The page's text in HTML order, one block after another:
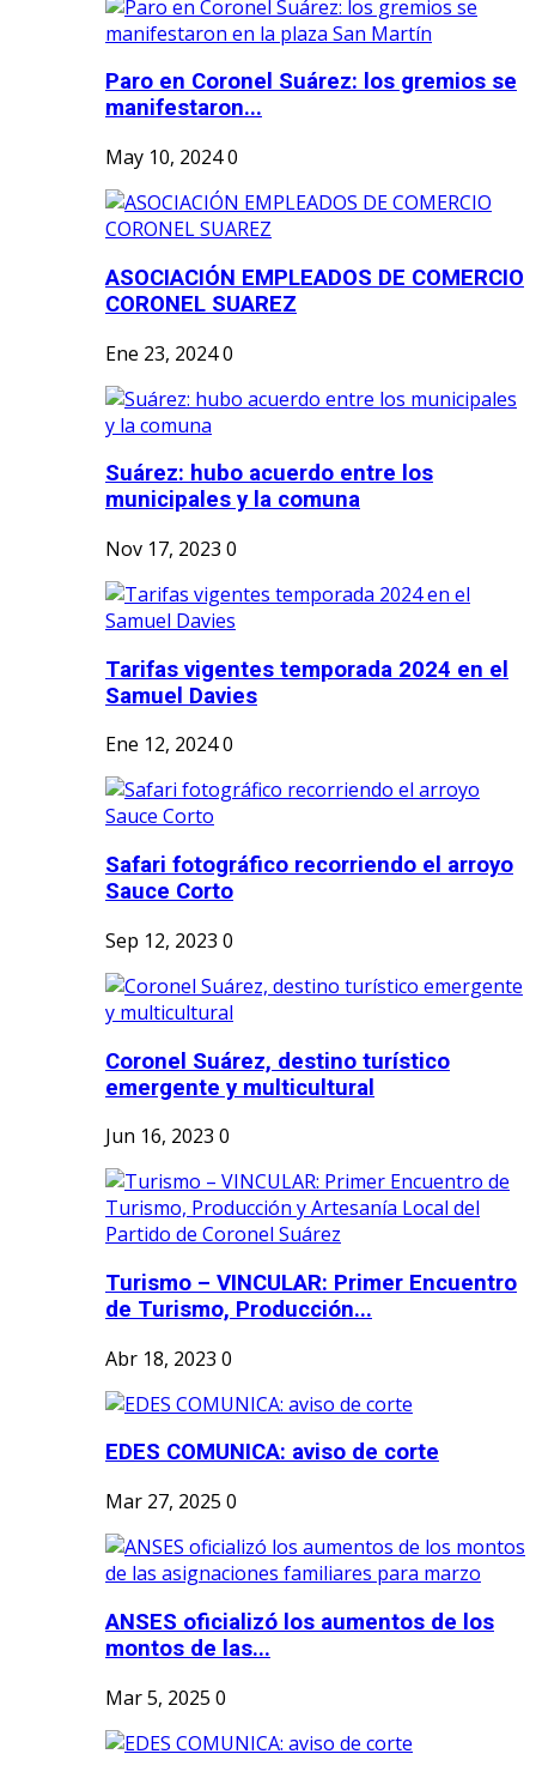
Paro en Coronel Suárez: los gremios se
manifestaron...
May 10, 20240
ASOCIACIÓN EMPLEADOS DE COMERCIO
CORONEL SUAREZ
Ene 23, 20240
Suárez: hubo acuerdo entre los
municipales y la comuna
Nov 17, 2023 0
Tarifas vigentes temporada 2024 en el
Samuel Davies
Ene 12, 20240
Safari fotográfico recorriendo el arroyo
Sauce Corto
Sep 12, 2023 0
Coronel Suárez, destino turístico
emergente y multicultural
Jun 16, 2023 0
Turismo – VINCULAR: Primer Encuentro
de Turismo, Producción...
Abr 18, 2023 0
EDES COMUNICA: aviso de corte
Mar 27, 2025 0
ANSES oficializó los aumentos de los
montos de las...
Mar 5, 2025 0